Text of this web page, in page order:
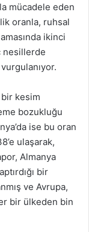
mücadele eden
oranla, ruhsal
ikinci
nesillerde
bir kesim
bozukluğu
ise bu oran
ulaşarak,
Almanya
bir
ve Avrupa,
bir ülkeden bin